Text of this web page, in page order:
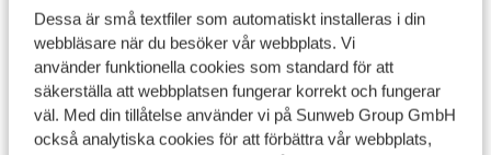
Dessa är små textfiler som automatiskt installeras i din
webbläsare när du besöker vår webbplats. Vi
använder funktionella cookies som standard för att
säkerställa att webbplatsen fungerar korrekt och fungerar
väl. Med din tillåtelse använder vi på Sunweb Group GmbH
också analytiska cookies för att förbättra vår webbplats,C est
Läge